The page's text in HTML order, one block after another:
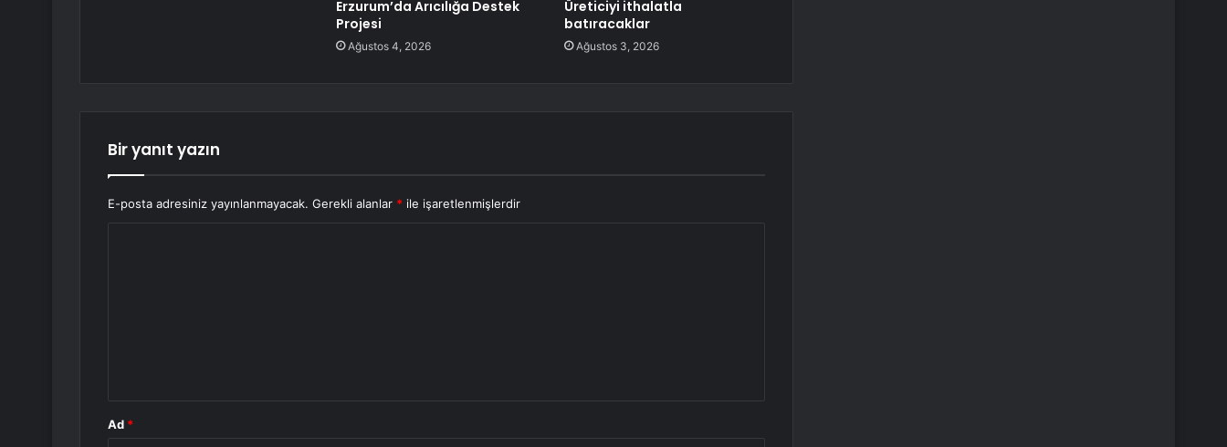
Erzurum’da Arıcılığa Destek
Projesi
Ağustos 4, 2026
Üreticiyi ithalatla
batıracaklar
Ağustos 3, 2026
Bir yanıt yazın
E-posta adresiniz yayınlanmayacak. Gerekli alanlar * ile işaretlenmişlerdir
Ad *